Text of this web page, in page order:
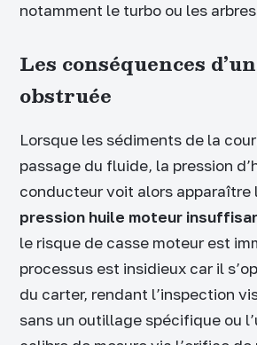
notamment le turbo ou les
Les conséquences
obstruée
Lorsque les sédiments de la
passage du fluide, la pression
conducteur voit alors apparaître
pression huile moteur
le risque de casse moteur est
processus est insidieux car il
du carter, rendant l’inspection
sans un outillage spécifique ou